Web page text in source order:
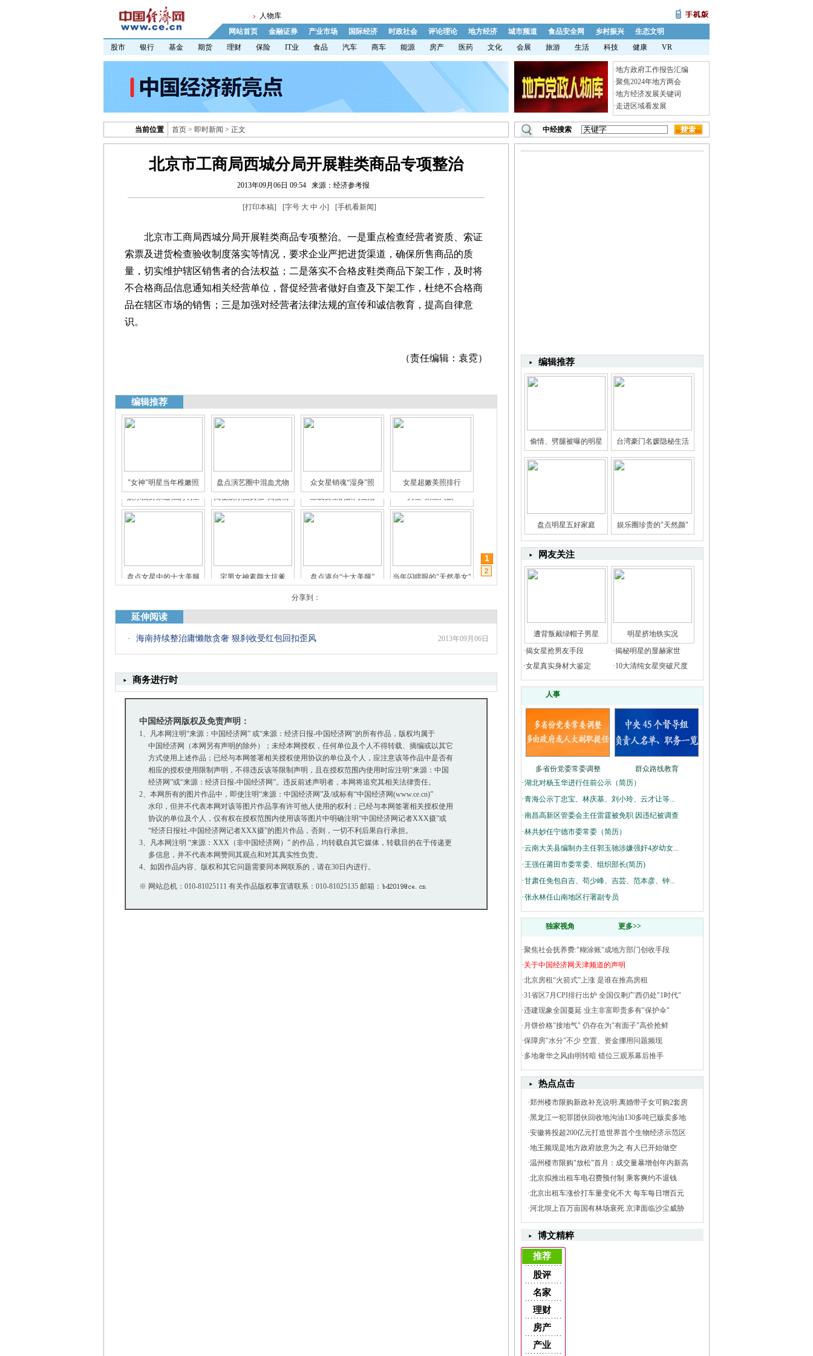
人物库
网站首页
金融证券 产业市场 国际经济 时政社会 评论理论 地方经济 城市频道 食品安全网 乡村振兴
生态文明
股市
银行 基金 期货 理财 保险 IT业 食品 汽车 商车 能源 房产 医药 文化 会展 旅游 生活 科技 健康 VR
·地方政府工作报告汇编
·聚焦2024年地方两会
·地方经济发展关键词
·走进区域看发展
当前位置 首页 > 即时新闻 > 正文 中经搜索
北京市工商局西城分局开展鞋类商品专项整治
2013年09月06日 09:54 来源：经济参考报
[打印本稿] [字号 大 中 小] [手机看新闻]
北京市工商局西城分局开展鞋类商品专项整治。一是重点检查经营者资质、索证
索票及进货检查验收制度落实等情况，要求企业严把进货渠道，确保所售商品的质
量，切实维护辖区销售者的合法权益；二是落实不合格皮鞋类商品下架工作，及时将
不合格商品信息通知相关经营单位，督促经营者做好自查及下架工作，杜绝不合格商
品在辖区市场的销售；三是加强对经营者法律法规的宣传和诚信教育，提高自律意
识。
（责任编辑：袁霓）
编辑推荐
"女神"明星当年稚嫩照 盘点演艺圈中混血尤物 众女星销魂“湿身”照 女星超嫩美照排行
娱乐圈身家过亿的明星 揭秘娱乐圈真假"闺蜜情" 三线女星的豪门生活 男星“第三只眼”
1
2
分享到：
延伸阅读
· 海南持续整治庸懒散贪奢 狠刹收受红包回扣歪风 2013年09月06日
商务进行时
中国经济网版权及免责声明：
1、凡本网注明“来源：中国经济网” 或“来源：经济日报-中国经济网”的所有作品，版权均属于
中国经济网（本网另有声明的除外）；未经本网授权，任何单位及个人不得转载、摘编或以其它
方式使用上述作品；已经与本网签署相关授权使用协议的单位及个人，应注意该等作品中是否有
相应的授权使用限制声明，不得违反该等限制声明，且在授权范围内使用时应注明“来源：中国
经济网”或“来源：经济日报-中国经济网”。违反前述声明者，本网将追究其相关法律责任。
2、本网所有的图片作品中，即使注明“来源：中国经济网”及/或标有“中国经济网(www.ce.cn)”
水印，但并不代表本网对该等图片作品享有许可他人使用的权利；已经与本网签署相关授权使用
协议的单位及个人，仅有权在授权范围内使用该等图片中明确注明“中国经济网记者XXX摄”或
“经济日报社-中国经济网记者XXX摄”的图片作品，否则，一切不利后果自行承担。
3、凡本网注明 “来源：XXX（非中国经济网）” 的作品，均转载自其它媒体，转载目的在于传递更
多信息，并不代表本网赞同其观点和对其真实性负责。
4、如因作品内容、版权和其它问题需要同本网联系的，请在30日内进行。
※ 网站总机：010-81025111 有关作品版权事宜请联系：010-81025135 邮箱：
编辑推荐
偷情、劈腿被曝的明星 台湾豪门名媛隐秘生活
盘点明星五好家庭 娱乐圈珍贵的"天然颜"
网友关注
遭背叛戴绿帽子男星
明星挤地铁实况
·揭女星抢男友手段 ·揭秘明星的显赫家世
·女星真实身材大鉴定 ·10大清纯女星突破尺度
人事
多省份党委常委调整 群众路线教育
·湖北对杨玉华进行任前公示（简历）
·青海公示丁忠宝、林庆基、刘小玲、云才让等...
·南昌高新区管委会主任雷霆被免职 因违纪被调查
·林共妙任宁德市委常委（简历）
·云南大关县编制办主任郭玉驰涉嫌强奸4岁幼女...
·王强任莆田市委常委、组织部长(简历)
·甘肃任免包自吉、苟少峰、吉芸、范本彦、钟...
·张永林任山南地区行署副专员
独家视角 更多>>
·聚焦社会抚养费:"糊涂账"成地方部门创收手段
·关于中国经济网天津频道的声明
·北京房租“火箭式”上涨 是谁在推高房租
·31省区7月CPI排行出炉 全国仅剩广西仍处"1时代"
·违建现象全国蔓延 业主非富即贵多有"保护伞"
· 月饼价格"接地气" 仍存在为"有面子"高价抢鲜
·保障房"水分"不少 空置、资金挪用问题频现
·多地奢华之风由明转暗 错位三观系幕后推手
热点点击
·郑州楼市限购新政补充说明:离婚带子女可购2套房
·黑龙江一犯罪团伙回收地沟油130多吨已贩卖多地
·安徽将投超200亿元打造世界首个生物经济示范区
·地王频现是地方政府故意为之 有人已开始做空
·温州楼市限购"放松"首月：成交量暴增创年内新高
·北京拟推出租车电召费预付制 乘客爽约不退钱
·北京出租车涨价打车量变化不大 每车每日增百元
·河北坝上百万亩国有林场衰死 京津面临沙尘威胁
博文精粹
推荐
股评
名家
理财
房产
产业